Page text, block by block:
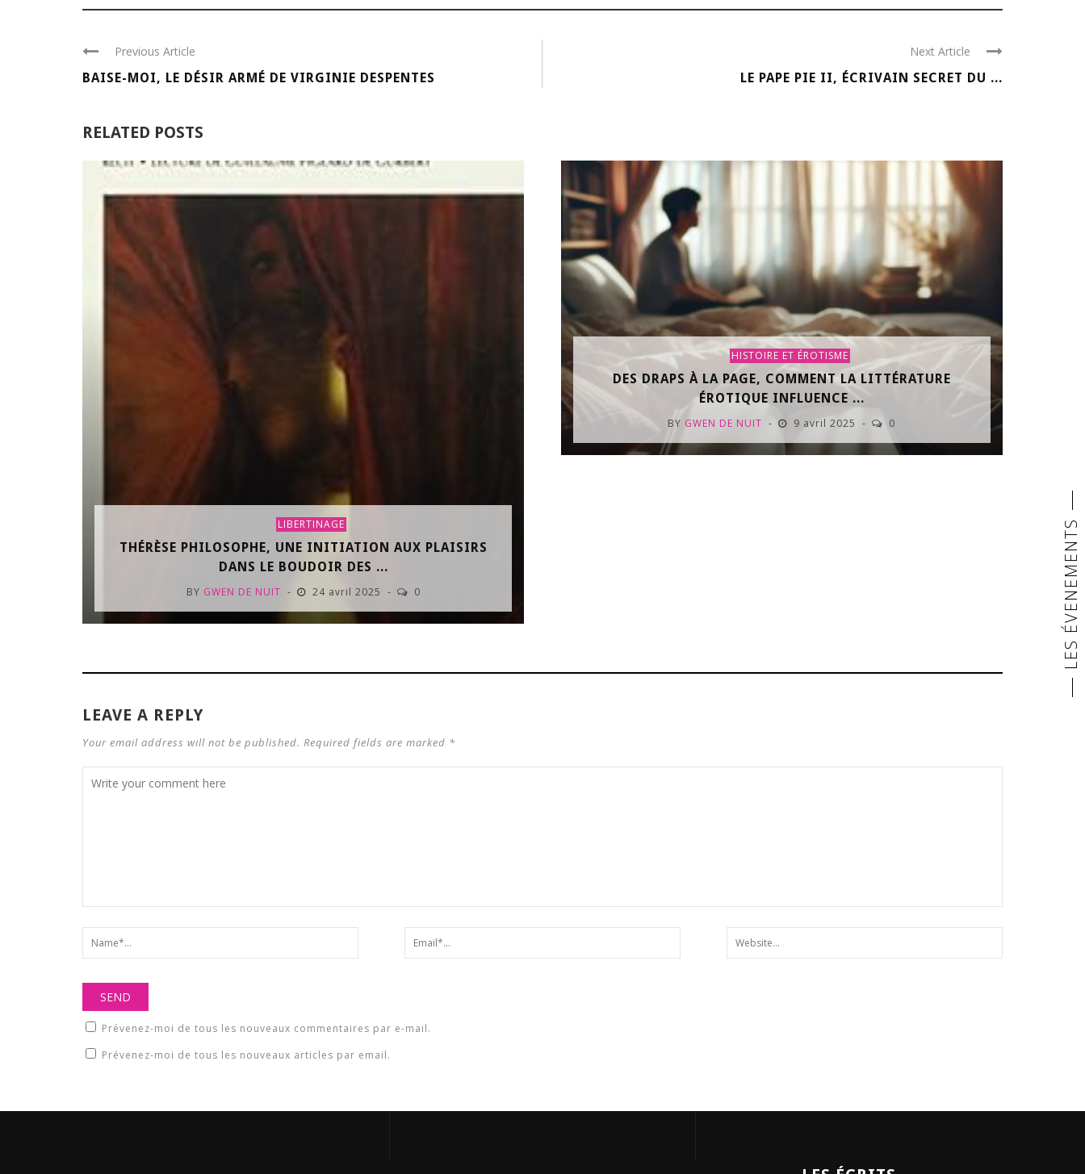
LES ÉVENEMENTS
Previous Article
BAISE-MOI, LE DÉSIR ARMÉ DE VIRGINIE DESPENTES
Next Article
LE PAPE PIE II, ÉCRIVAIN SECRET DU ...
RELATED POSTS
LIBERTINAGE
THÉRÈSE PHILOSOPHE, UNE INITIATION AUX PLAISIRS
DANS LE BOUDOIR DES ...
BY GWEN DE NUIT 24 avril 2025 0
HISTOIRE ET ÉROTISME
DES DRAPS À LA PAGE, COMMENT LA LITTÉRATURE
ÉROTIQUE INFLUENCE ...
BY GWEN DE NUIT 9 avril 2025 0
LEAVE A REPLY
Your email address will not be published. Required fields are marked *
Prévenez-moi de tous les nouveaux commentaires par e-mail.
Prévenez-moi de tous les nouveaux articles par email.